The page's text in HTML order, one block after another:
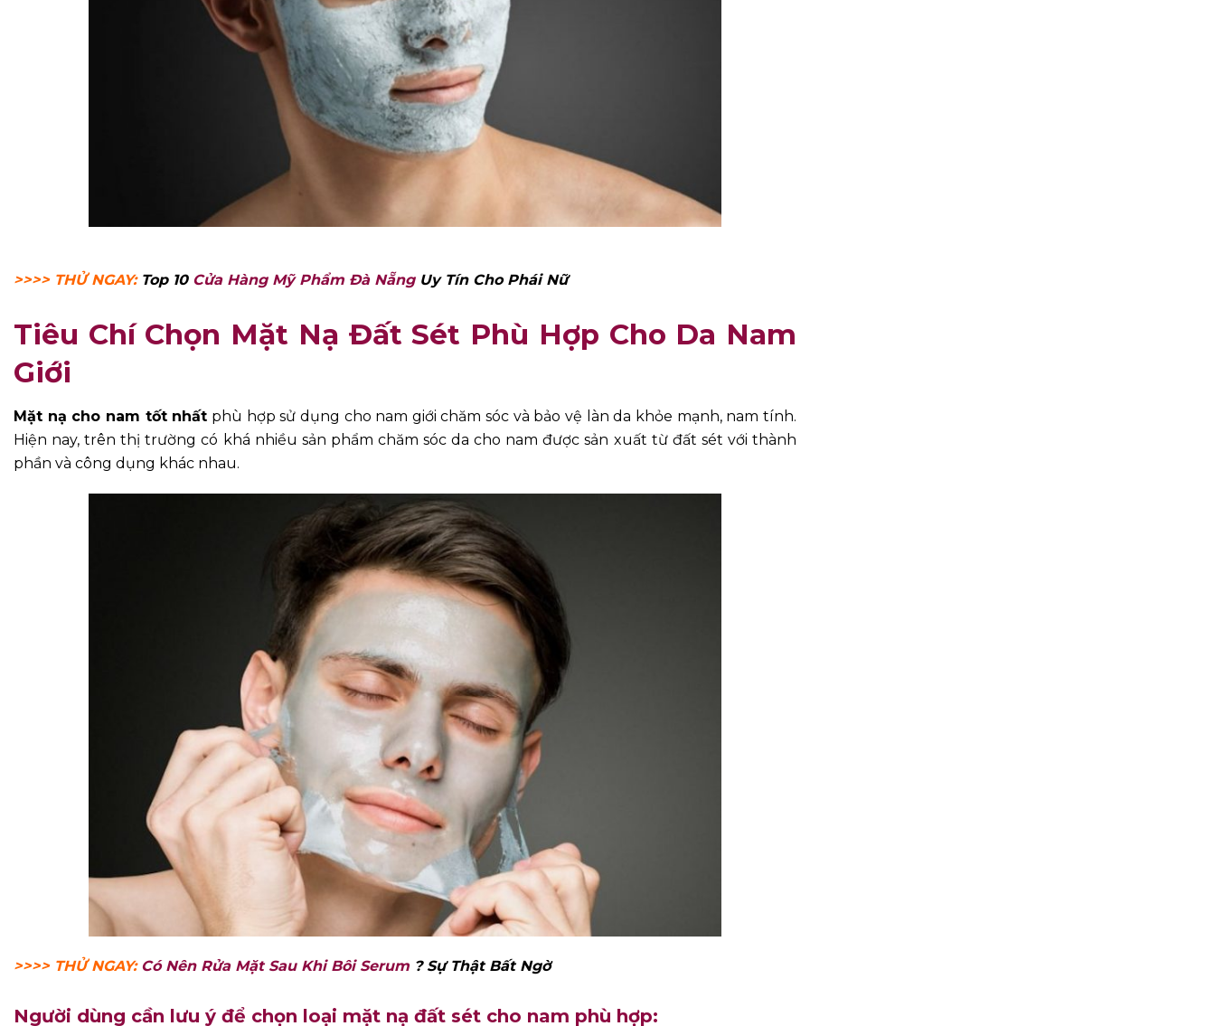
>>>> THỬ NGAY: Top 10 Cửa Hàng Mỹ Phẩm Đà Nẵng Uy Tín Cho Phái Nữ
Tiêu Chí Chọn Mặt Nạ Đất Sét Phù Hợp Cho Da Nam
Giới
Mặt nạ cho nam tốt nhất phù hợp sử dụng cho nam giới chăm sóc và bảo vệ làn da khỏe mạnh, nam tính.
Hiện nay, trên thị trường có khá nhiều sản phẩm chăm sóc da cho nam được sản xuất từ đất sét với thành
phần và công dụng khác nhau.
>>>> THỬ NGAY: Có Nên Rửa Mặt Sau Khi Bôi Serum ? Sự Thật Bất Ngờ
Người dùng cần lưu ý để chọn loại mặt nạ đất sét cho nam phù hợp: